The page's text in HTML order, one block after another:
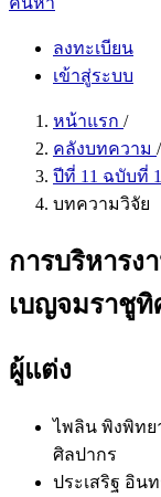
ลงทะเบียน
เข้าสู่ระบบ
หน้าแรก /
คลังบทความ /
ปีที่ 11 ฉบับที่
บทความวิจัย
การบริหารง
เบญจมราชูทิ
ผู้แต่ง
ไพลิน พิงพิทย
ศิลปากร
ประเสริฐ อิน